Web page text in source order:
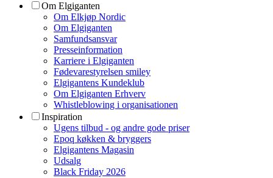
Om Elgiganten
Om Elkjøp Nordic
Om Elgiganten
Samfundsansvar
Presseinformation
Karriere i Elgiganten
Fødevarestyrelsen smiley
Elgigantens Kundeklub
Om Elgiganten Erhverv
Whistleblowing i organisationen
Inspiration
Ugens tilbud - og andre gode priser
Epoq køkken & bryggers
Elgigantens Magasin
Udsalg
Black Friday 2026